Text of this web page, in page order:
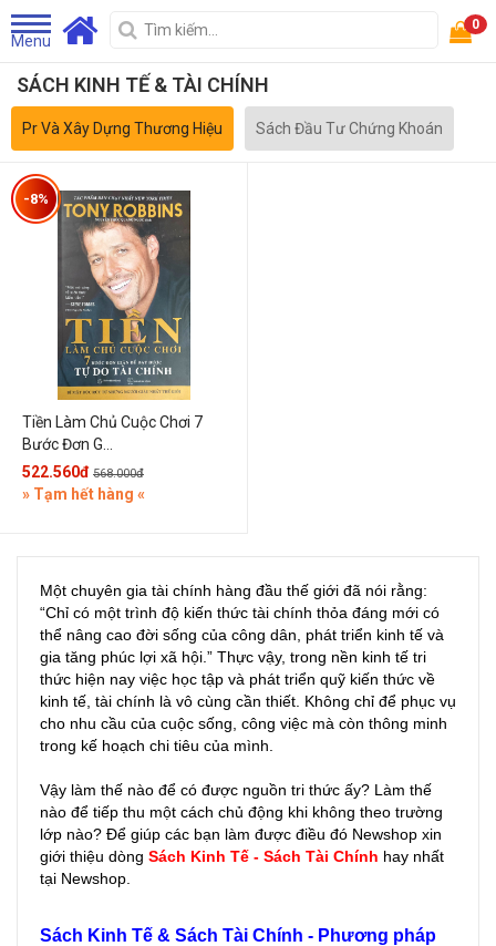
Menu
0
SÁCH KINH TẾ & TÀI CHÍNH
Pr Và Xây Dựng Thương Hiệu Sách Đầu Tư Chứng Khoán
Tiền Làm Chủ Cuộc Chơi 7
Bước Đơn G...
-8%
522.560đ 568.000đ
» Tạm hết hàng «
Một chuyên gia tài chính hàng đầu thế giới đã nói rằng:
“Chỉ có một trình độ kiến thức tài chính thỏa đáng mới có
thể nâng cao đời sống của công dân, phát triển kinh tế và
gia tăng phúc lợi xã hội.” Thực vậy, trong nền kinh tế tri
thức hiện nay việc học tập và phát triển quỹ kiến thức về
kinh tế, tài chính là vô cùng cần thiết. Không chỉ để phục vụ
cho nhu cầu của cuộc sống, công việc mà còn thông minh
trong kế hoạch chi tiêu của mình.
Vậy làm thế nào để có được nguồn tri thức ấy? Làm thế
nào để tiếp thu một cách chủ động khi không theo trường
lớp nào? Để giúp các bạn làm được điều đó Newshop xin
giới thiệu dòng Sách Kinh Tế - Sách Tài Chính hay nhất
tại Newshop.
Sách Kinh Tế & Sách Tài Chính - Phương pháp